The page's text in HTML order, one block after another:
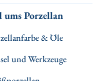
ums Porzellan
& Öle
und Werkzeuge